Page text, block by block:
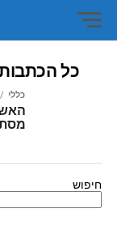
כל
כללי
חיפוש